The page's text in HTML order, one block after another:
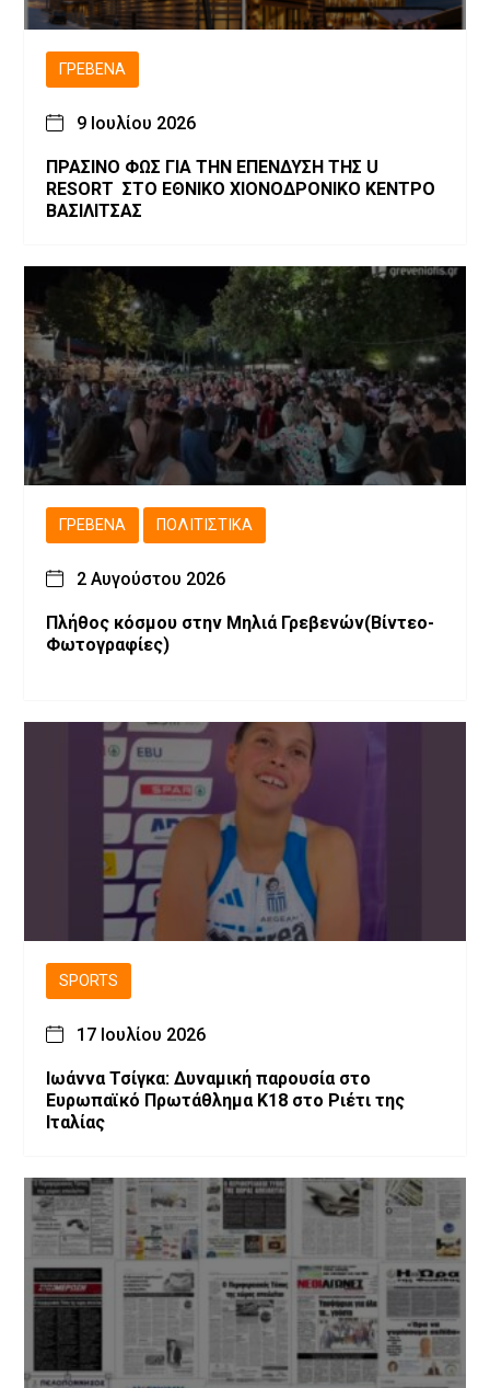
ΓΡΕΒΕΝΆ
9 Ιουλίου 2026
ΠΡΑΣΙΝΟ ΦΩΣ ΓΙΑ ΤΗΝ ΕΠΕΝΔΥΣΗ ΤΗΣ U
RESORT ΣΤΟ ΕΘΝΙΚΟ ΧΙΟΝΟΔΡΟΝΙΚΟ ΚΕΝΤΡΟ
ΒΑΣΙΛΙΤΣΑΣ
ΓΡΕΒΕΝΆ ΠΟΛΙΤΙΣΤΙΚΆ
2 Αυγούστου 2026
Πλήθος κόσμου στην Μηλιά Γρεβενών(Βίντεο-
Φωτογραφίες)
SPORTS
17 Ιουλίου 2026
Ιωάννα Τσίγκα: Δυναμική παρουσία στο
Ευρωπαϊκό Πρωτάθλημα Κ18 στο Ριέτι της
Ιταλίας